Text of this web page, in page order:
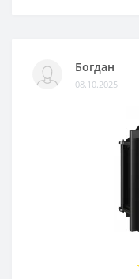
Богдан
08.10.2025